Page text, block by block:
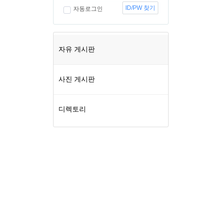
자동로그인 ID/PW 찾기
자유 게시판
사진 게시판
디렉토리